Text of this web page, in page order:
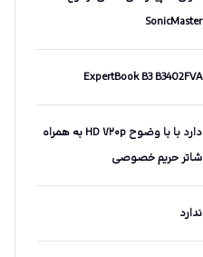
SonicMaster
ExpertBook B3 B3402FVA
دارد با با وضوح HD ۷۲۰p به همراه
شاتر حریم خصوصی
ندارد